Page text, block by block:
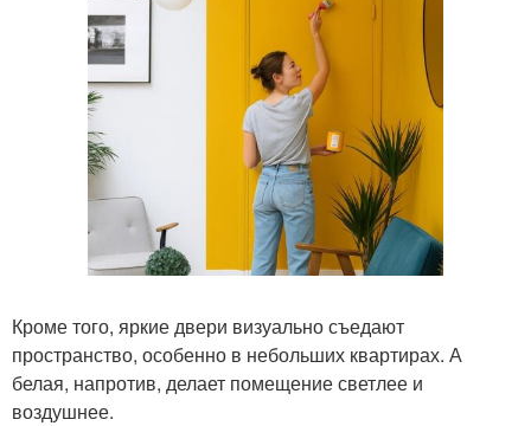
Кроме того, яркие двери визуально съедают
пространство, особенно в небольших квартирах. А
белая, напротив, делает помещение светлее и
воздушнее.